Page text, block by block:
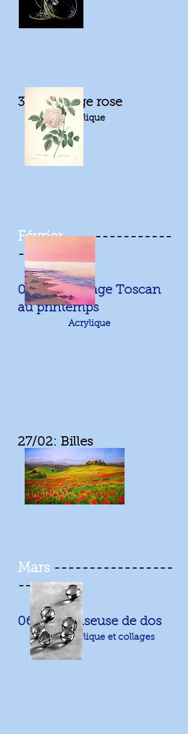
30/01: Plage rose
Acrylique
Février---------------
--
06/02: Paysage Toscan
au printemps
Acrylique
27/02: Billes
Fusain
Mars -----------------
--
06/03:Danseuse de dos
Acrylique et collages